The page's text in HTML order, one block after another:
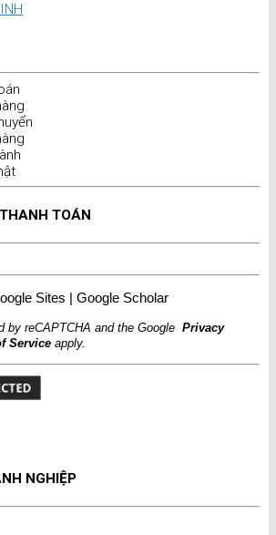
TOÁN
Sites | Google Scholar
by reCAPTCHA and the Google Privacy
Service apply.
NGHIỆP